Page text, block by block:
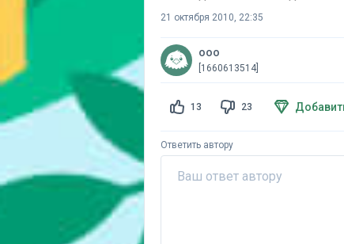
21 октября 2010, 22:35
ооо
[1660613514]
13 23
Ответить автору